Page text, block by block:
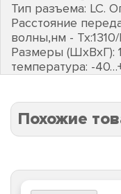
Тип разъема: LC.
Расстояние
волны,нм -
Размеры (ШхВхГ):
температура: -
Похожие